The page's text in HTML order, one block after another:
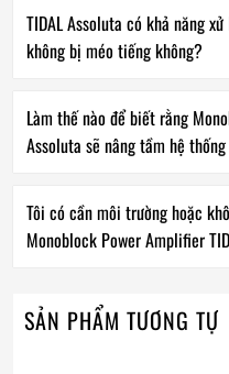
TIDAL Assoluta có khả năng
không bị méo tiếng không?
Làm thế nào để biết rằng
Assoluta sẽ nâng tầm hệ
Tôi có cần môi trường hoặc
Monoblock Power Amplifier
SẢN PHẨM TƯƠNG TỰ